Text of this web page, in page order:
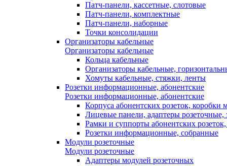
Патч-панели, кассетные, слотовые
Патч-панели, комплектные
Патч-панели, наборные
Точки консолидации
Организаторы кабельные
Организаторы кабельные
Кольца кабельные
Организаторы кабельные,
Хомуты кабельные, стяжки, ленты
Розетки информационные, абонентские
Розетки информационные, абонентские
Корпуса абонентских розеток, коробки
Лицевые панели, адаптеры розеточные,
Рамки и суппорты абонентских
Розетки информационные, собранные
Модули розеточные
Модули розеточные
Адаптеры модулей розеточных